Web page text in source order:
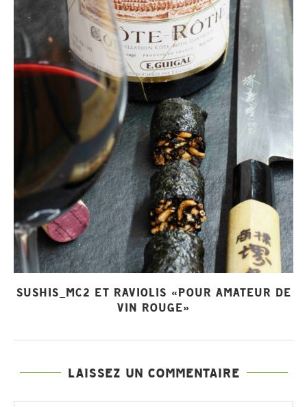
SUSHIS_MC2 ET RAVIOLIS «POUR AMATEUR DE
VIN ROUGE»
LAISSEZ UN COMMENTAIRE